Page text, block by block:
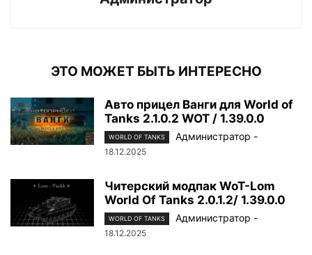
ЭТО МОЖЕТ БЫТЬ ИНТЕРЕСНО
Авто прицел Ванги для World of
Tanks 2.1.0.2 WOT / 1.39.0.0
WORLD OF TANKS Администратор -
18.12.2025
Читерский модпак WoT-Lom
World Of Tanks 2.0.1.2/ 1.39.0.0
WORLD OF TANKS Администратор -
18.12.2025